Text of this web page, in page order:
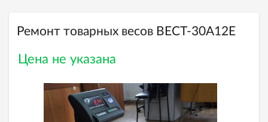
Ремонт товарных весов ВЕСТ-30А12Е
Цена не указана